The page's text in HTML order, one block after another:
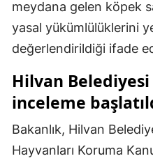
meydana gelen köpek
yasal yükümlülüklerini
değerlendirildiği ifade
Hilvan
inceleme
Bakanlık, Hilvan
Hayvanları Koruma